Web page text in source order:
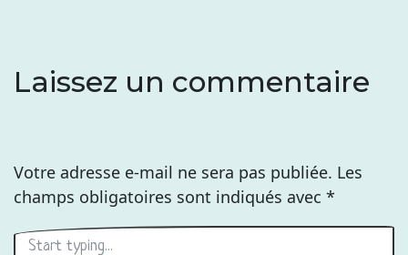
Laissez un commentaire
Votre adresse e-mail ne sera pas publiée. Les
champs obligatoires sont indiqués avec *